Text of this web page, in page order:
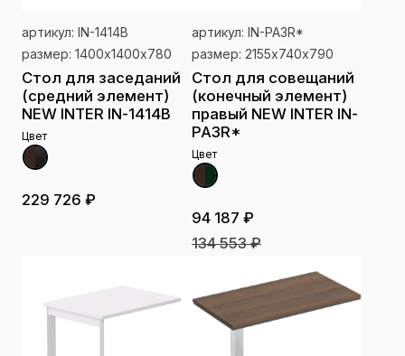
артикул: IN-1414В
размер: 1400х1400х780
Стол для заседаний
(средний элемент)
NEW INTER IN-1414В
Цвет
229 726 ₽
артикул: IN-PA3R*
размер: 2155х740х790
Стол для совещаний
(конечный элемент)
правый NEW INTER IN-
PA3R*
Цвет
94 187 ₽
134 553 ₽